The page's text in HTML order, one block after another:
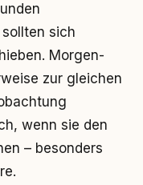
sich
Morgen-
zur gleichen
wenn sie den
– besonders